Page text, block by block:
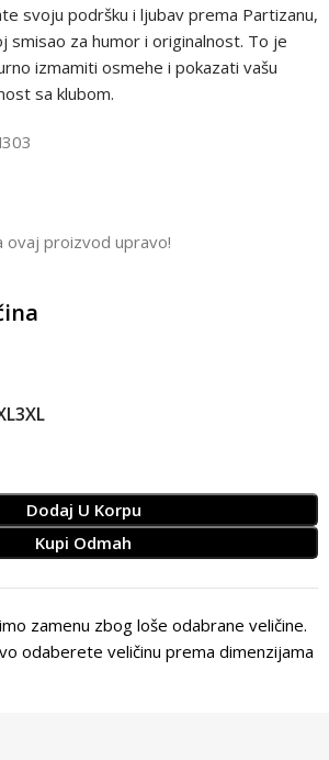
svoju podršku i ljubav prema Partizanu,
smisao za humor i originalnost. To je
izmamiti osmehe i pokazati vašu
sa klubom.
ovaj proizvod upravo!
3XL
Dodaj U Korpu
Kupi Odmah
zamenu zbog loše odabrane veličine.
odaberete veličinu prema dimenzijama